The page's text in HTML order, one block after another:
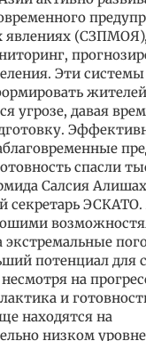
явлениях
Эти
угрозе, давая
спасли
Салсия
секретарь ЭСКАТО.
экстремальные
потенциал для
на
и
находятся на
низком